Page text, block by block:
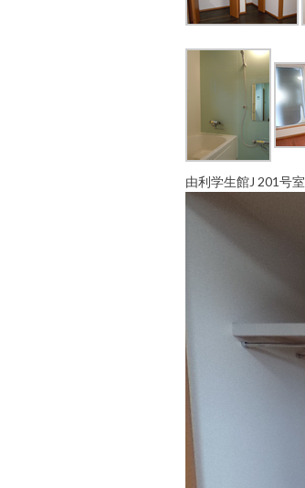
由利学生館J 201号室